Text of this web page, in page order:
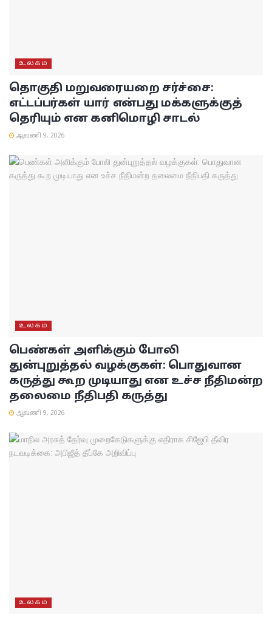
உலகம்
தொகுதி மறுவரையறை சர்ச்சை:
எட்டப்பர்கள் யார் என்பது மக்களுக்குத்
தெரியும் என கனிமொழி சாடல்
ஆவணி 9, 2026
உலகம்
பெண்கள் அளிக்கும் போலி
துன்புறுத்தல் வழக்குகள்: பொதுவான
கருத்து கூற முடியாது என உச்ச நீதிமன்ற
தலைமை நீதிபதி கருத்து
ஆவணி 9, 2026
உலகம்